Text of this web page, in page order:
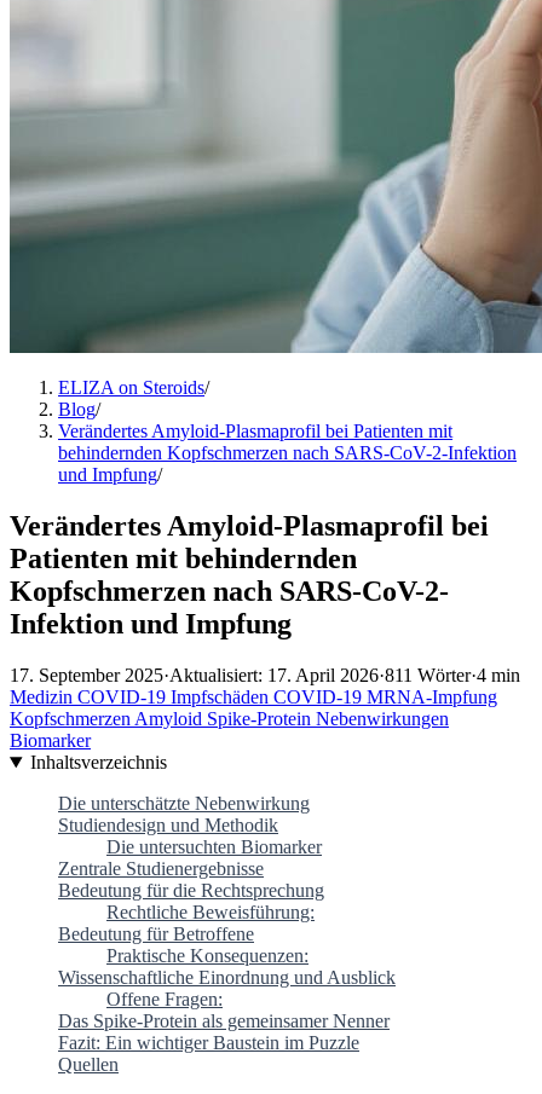
ELIZA on Steroids/
Blog/
Verändertes Amyloid-Plasmaprofil bei Patienten mit
behindernden Kopfschmerzen nach SARS-CoV-2-Infektion
und Impfung/
Verändertes Amyloid-Plasmaprofil bei
Patienten mit behindernden
Kopfschmerzen nach SARS-CoV-2-
Infektion und Impfung
17. September 2025·Aktualisiert: 17. April 2026·811 Wörter·4 min
Medizin COVID-19 Impfschäden COVID-19 MRNA-Impfung
Kopfschmerzen Amyloid Spike-Protein Nebenwirkungen
Biomarker
Inhaltsverzeichnis
Die unterschätzte Nebenwirkung
Studiendesign und Methodik
Die untersuchten Biomarker
Zentrale Studienergebnisse
Bedeutung für die Rechtsprechung
Rechtliche Beweisführung:
Bedeutung für Betroffene
Praktische Konsequenzen:
Wissenschaftliche Einordnung und Ausblick
Offene Fragen:
Das Spike-Protein als gemeinsamer Nenner
Fazit: Ein wichtiger Baustein im Puzzle
Quellen